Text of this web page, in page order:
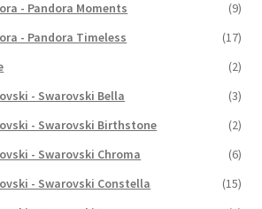
- Pandora Moments
(9)
- Pandora Timeless
(17)
(2)
- Swarovski Bella
(3)
- Swarovski Birthstone
(2)
- Swarovski Chroma
(6)
- Swarovski Constella
(15)